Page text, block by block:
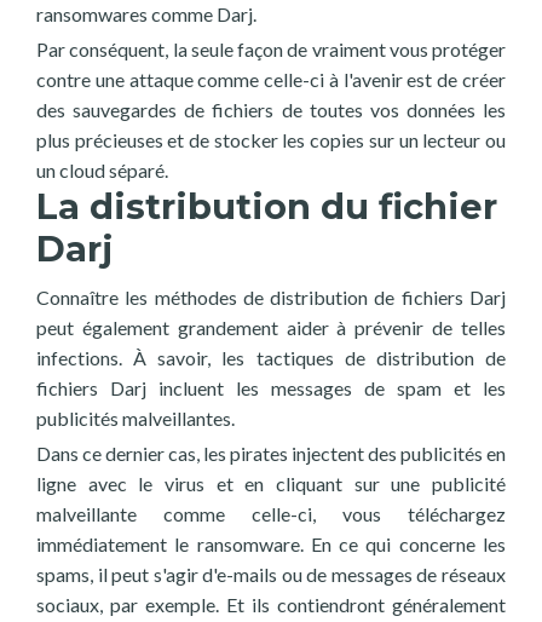
ransomwares comme Darj.
Par conséquent, la seule façon de vraiment vous protéger
contre une attaque comme celle-ci à l'avenir est de créer
des sauvegardes de fichiers de toutes vos données les
plus précieuses et de stocker les copies sur un lecteur ou
un cloud séparé.
La distribution du fichier
Darj
Connaître les méthodes de distribution de fichiers Darj
peut également grandement aider à prévenir de telles
infections. À savoir, les tactiques de distribution de
fichiers Darj incluent les messages de spam et les
publicités malveillantes.
Dans ce dernier cas, les pirates injectent des publicités en
ligne avec le virus et en cliquant sur une publicité
malveillante comme celle-ci, vous téléchargez
immédiatement le ransomware. En ce qui concerne les
spams, il peut s'agir d'e-mails ou de messages de réseaux
sociaux, par exemple. Et ils contiendront généralement